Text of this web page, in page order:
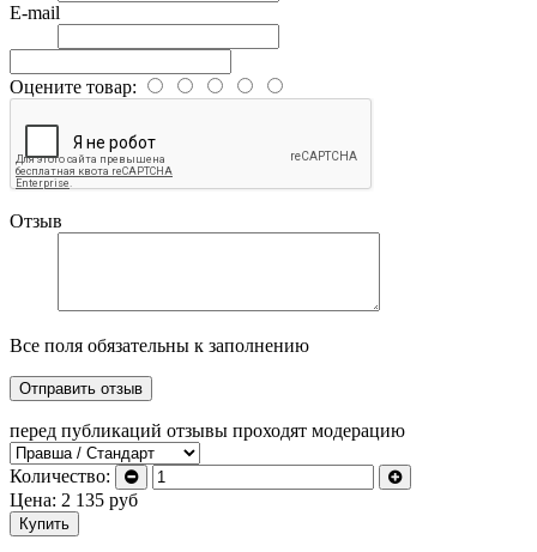
E-mail
Оцените товар:
Отзыв
Все поля обязательны к заполнению
перед публикаций отзывы проходят модерацию
Количество:
Цена: 2 135 руб
Купить